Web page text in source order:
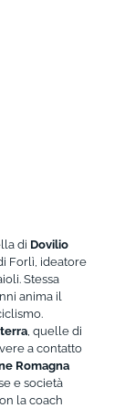
di Dovilio
Forlì, ideatore
Stessa
anima il
, quelle di
a contatto
Romagna
e società
la coach